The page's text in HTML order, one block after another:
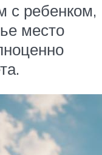
с ребенком,
место